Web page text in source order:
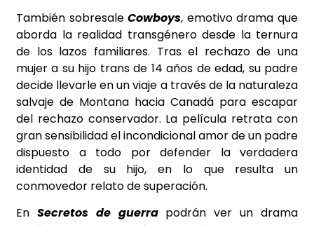
También sobresaleCowboys, emotivo drama que
aborda la realidad transgénero desde la ternura
de los lazos familiares. Tras el rechazo de una
mujer a su hijo trans de 14 años de edad, su padre
decide llevarle en un viaje a través de la naturaleza
salvaje de Montana hacia Canadá para escapar
del rechazo conservador. La película retrata con
gran sensibilidad el incondicional amor de un padre
dispuesto a todo por defender la verdadera
identidad de su hijo, en lo que resulta un
conmovedor relato de superación.
En Secretos de guerra podrán ver un drama